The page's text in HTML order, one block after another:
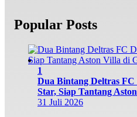
Popular Posts
1
Dua Bintang Deltras
Star, Siap Tantang
31 Juli 2026